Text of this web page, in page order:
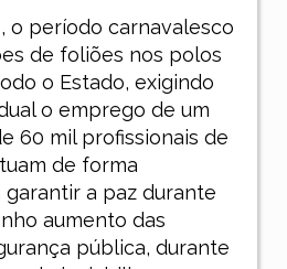
o período carnavalesco
de foliões nos polos
o Estado, exigindo
o emprego de um
60 mil profissionais de
de forma
a paz durante
aumento das
pública, durante